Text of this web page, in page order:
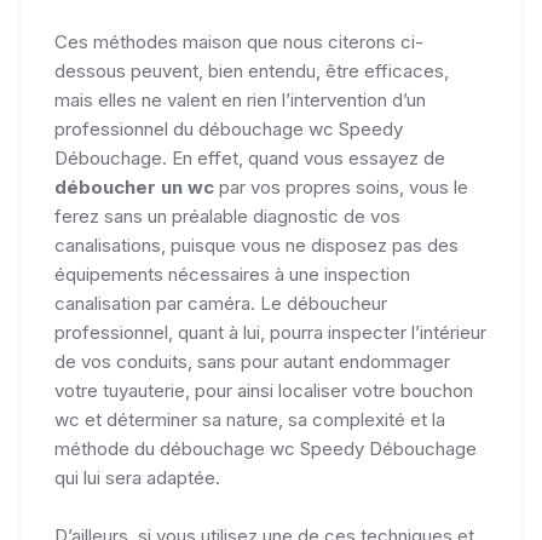
Ces méthodes maison que nous citerons ci-
dessous peuvent, bien entendu, être efficaces,
mais elles ne valent en rien l’intervention d’un
professionnel du débouchage wc Speedy
Débouchage. En effet, quand vous essayez de
déboucher un wc par vos propres soins, vous le
ferez sans un préalable diagnostic de vos
canalisations, puisque vous ne disposez pas des
équipements nécessaires à une inspection
canalisation par caméra. Le déboucheur
professionnel, quant à lui, pourra inspecter l’intérieur
de vos conduits, sans pour autant endommager
votre tuyauterie, pour ainsi localiser votre bouchon
wc et déterminer sa nature, sa complexité et la
méthode du débouchage wc Speedy Débouchage
qui lui sera adaptée.
D’ailleurs, si vous utilisez une de ces techniques et